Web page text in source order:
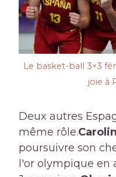
Le basket-ball 3×3
joie à
Deux autres
même rôle.
poursuivre son
l'or olympique en